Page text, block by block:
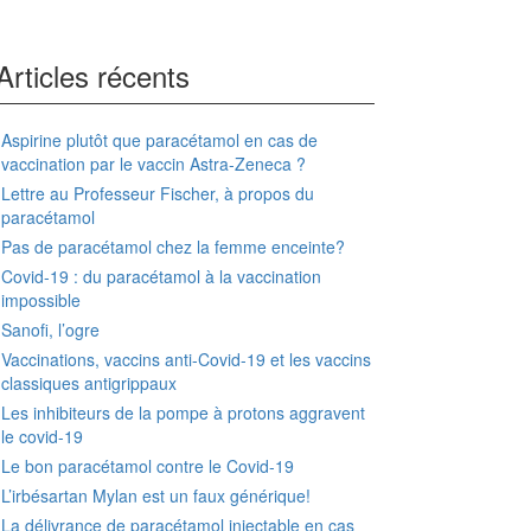
récents
Aspirine plutôt que paracétamol en cas de
vaccination par le vaccin Astra-Zeneca ?
Lettre au Professeur Fischer, à propos du
paracétamol
Pas de paracétamol chez la femme enceinte?
Covid-19 : du paracétamol à la vaccination
impossible
Sanofi, l’ogre
Vaccinations, vaccins anti-Covid-19 et les vaccins
classiques antigrippaux
Les inhibiteurs de la pompe à protons aggravent
le covid-19
Le bon paracétamol contre le Covid-19
L’irbésartan Mylan est un faux générique!
La délivrance de paracétamol injectable en cas